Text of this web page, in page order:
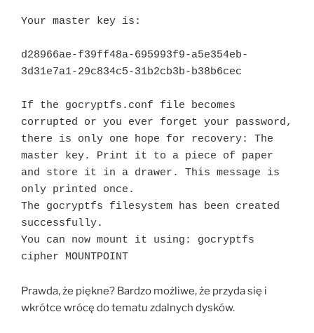
Your master key is:
d28966ae-f39ff48a-695993f9-a5e354eb-
3d31e7a1-29c834c5-31b2cb3b-b38b6cec
If the gocryptfs.conf file becomes
corrupted or you ever forget your password,
there is only one hope for recovery: The
master key. Print it to a piece of paper
and store it in a drawer. This message is
only printed once.
The gocryptfs filesystem has been created
successfully.
You can now mount it using: gocryptfs
cipher MOUNTPOINT
Prawda, że piękne? Bardzo możliwe, że przyda się i
wkrótce wrócę do tematu zdalnych dysków.